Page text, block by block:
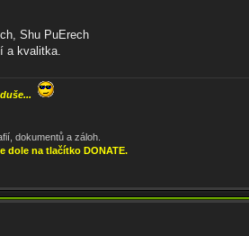
Shu PuErech
a kvalitka.
dokumentů a záloh.
dole na tlačítko DONATE.